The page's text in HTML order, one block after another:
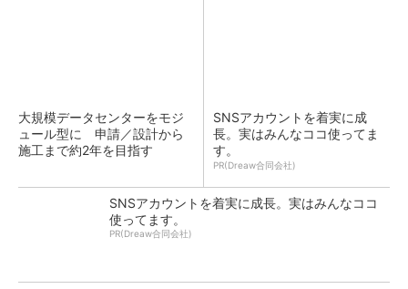
大規模データセンターをモジ
ュール型に 申請／設計から
施工まで約2年を目指す
SNSアカウントを着実に成
長。実はみんなココ使ってま
す。
PR(Dreaw合同会社)
SNSアカウントを着実に成長。実はみんなココ
使ってます。
PR(Dreaw合同会社)